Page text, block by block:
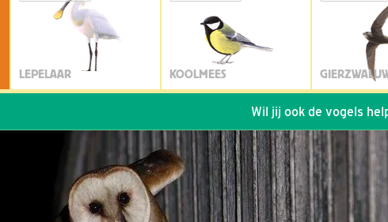
LEPELAAR KOOLMEES
Wil jij ook de vogels helpen: dat